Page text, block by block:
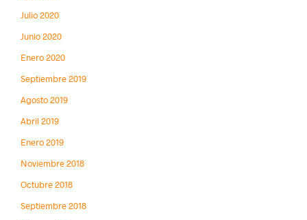
Julio 2020
Junio 2020
Enero 2020
Septiembre 2019
Agosto 2019
Abril 2019
Enero 2019
Noviembre 2018
Octubre 2018
Septiembre 2018